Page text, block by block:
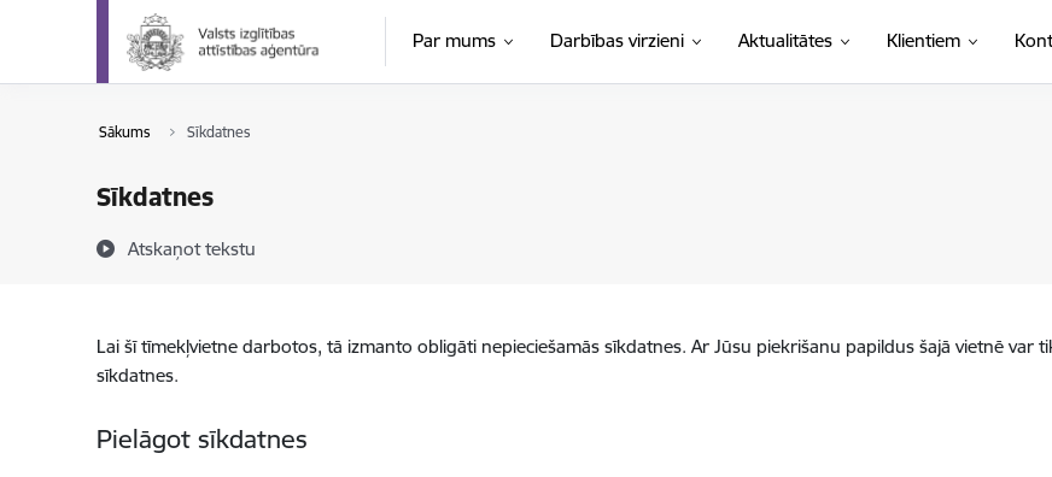
Pāriet uz lapas saturu
Par mums Darbības virzieni Aktualitātes Klientiem
Sākums Sīkdatnes
Sīkdatnes
Atskaņot tekstu
Lai šī tīmekļvietne darbotos, tā izmanto obligāti nepieciešamās sīkdatnes. Ar Jūsu piekrišanu papildus šajā vietnē var
sīkdatnes.
Pielāgot sīkdatnes